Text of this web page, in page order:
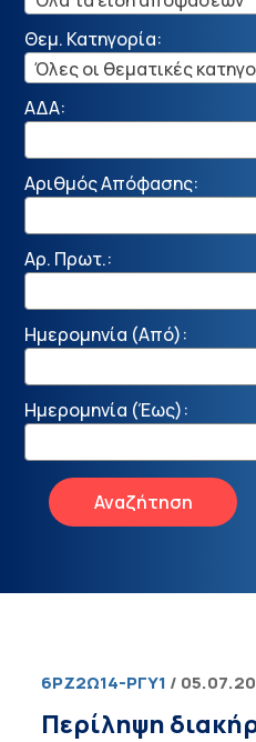
Θεμ. Κατηγορία:
Όλες οι θεματικές
ΑΔΑ:
Αριθμός Απόφασης:
Αρ. Πρωτ.:
Ημερομηνία (Από):
Ημερομηνία (Έως):
Αναζήτηση
6ΡΖ2Ω14-ΡΓΥ1 /
Περίληψη